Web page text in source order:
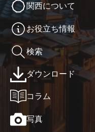
関西について
お役立ち情報
検索
ダウンロード
コラム
写真